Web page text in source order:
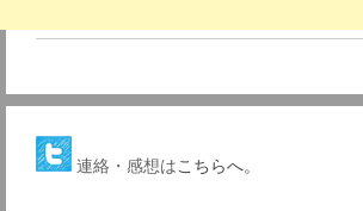
連絡・感想はこちらへ。